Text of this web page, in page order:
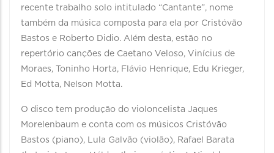
recente trabalho solo intitulado “Cantante”, nome
também da música composta para ela por Cristóvão
Bastos e Roberto Didio. Além desta, estão no
repertório canções de Caetano Veloso, Vinícius de
Moraes, Toninho Horta, Flávio Henrique, Edu Krieger,
Ed Motta, Nelson Motta.
O disco tem produção do violoncelista Jaques
Morelenbaum e conta com os músicos Cristóvão
Bastos (piano), Lula Galvão (violão), Rafael Barata